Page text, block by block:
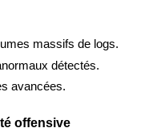
massifs de logs.
détectés.
avancées.
offensive